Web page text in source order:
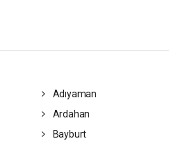
Adıyaman
Ardahan
Bayburt